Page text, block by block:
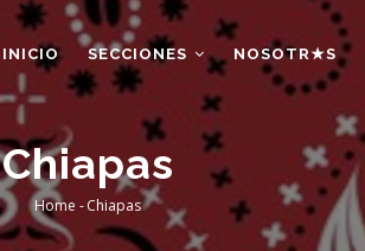
INICIO SECCIONES NOSOTR★S
Chiapas
Breadcrumb
Home -Chiapas